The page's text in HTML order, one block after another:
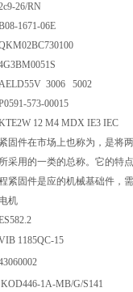
26/RN
1671-06E
3006 5002
573-00015
12 M4 MDX IE3 IEC
紧固件在市场上也称为 ，是将
所采用的一类的总称。它的特
紧固件是应的机械基础件，需
电机
1185QC-15
KOD446-1A-MB/G/S141